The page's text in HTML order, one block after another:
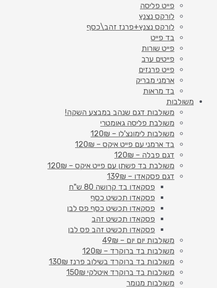
פייט פליסה
לורקס נצנץ
לורקס נצנץ+פרנז זהב\כסף
בד פייט
פייט שורות
פייטים ערב
פייט פרנזים
ארמני מבריק
בד מראות
משולבות
משולבות דגם שנהב במבצע השקה!
משולבת פליסה גאומטרי
משולבות לימונצ'לו – 120₪
בד ארמני עם פייט איקס – 120₪
דגם פבלה – 120₪
משולבת בד פשתן עם פייט איקס – 120₪
דגם פסקאדו – 139₪
פסקאדו בד קרושה 80 ש"ח
פסקאדו תכשיט כסף
פסקאדו תכשיט כסף פס לבן
פסקאדו תכשיט זהב
פסקאדו תכשיט זהב פס לבן
משולבות יום יום – 49₪
משולבות בד ברוקרד – 120₪
משולבות בד ברוקרד בשילוב פרנז 130₪
משולבות בד ברוקרד איטלקי 150₪
משולבות מנומר